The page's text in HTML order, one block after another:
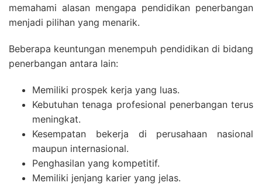
memahami alasan mengapa pendidikan penerbangan
menjadi pilihan yang menarik.
Beberapa keuntungan menempuh pendidikan di bidang
penerbangan antara lain:
Memiliki prospek kerja yang luas.
Kebutuhan tenaga profesional penerbangan terus
meningkat.
Kesempatan bekerja di perusahaan nasional
maupun internasional.
Penghasilan yang kompetitif.
Memiliki jenjang karier yang jelas.